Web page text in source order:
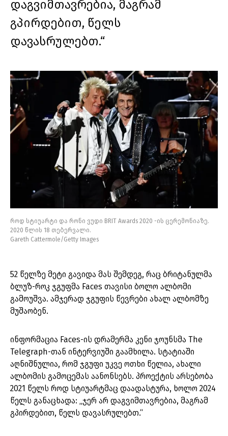
დაგვიმთავრებია, მაგრამ
გპირდებით, წელს
დავასრულებთ.“
როდ სტიუარტი და რონი ვუდი BRIT Awards 2020 -ის ცერემონიაზე.
2020 წლის 18 თებერვალი.
Gareth Cattermole/Getty Images
52 წელზე მეტი გავიდა მას შემდეგ, რაც ბრიტანულმა
ბლუზ-როკ ჯგუფმა Faces თავისი ბოლო ალბომი
გამოუშვა. ამჯერად ჯგუფის წევრები ახალ ალბომზე
მუშაობენ.
ინფორმაცია Faces-ის დრამერმა კენი ჯოუნსმა The
Telegraph-თან ინტერვიუში გაამხილა. სტატიაში
აღნიშნულია, რომ ჯგუფი უკვე ოთხი წელია, ახალი
ალბომის გამოცემას აანონსებს. პროექტის არსებობა
2021 წელს როდ სტიუარტმაც დაადასტურა, ხოლო 2024
წელს განაცხადა: „ჯერ არ დაგვიმთავრებია, მაგრამ
გპირდებით, წელს დავასრულებთ.“